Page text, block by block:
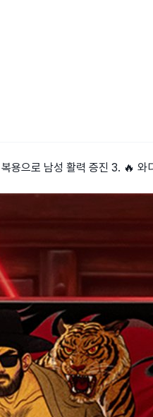
으로 남성 활력 증진 3. 🔥 와